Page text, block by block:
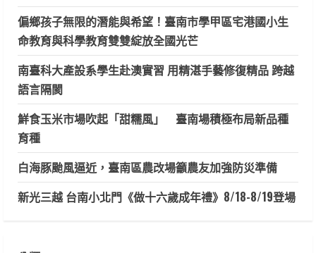
偏鄉孩子無限的潛能與希望！臺南市學甲區宅港國小生
命教育與科學教育雙雙綻放全國光芒
南臺科大產設系學生赴澳實習 用精湛手藝修復精品 跨越
語言隔閡
鮮食玉米市場吹起「甜糯風」 臺南場積極布局新品種
育種
白海豚颱風逼近，臺南區農改場籲農友加強防災準備
新光三越 台南小北門《做十六歲成年禮》8/18-8/19登場